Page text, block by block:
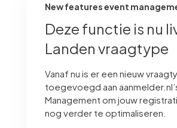
New features event
Deze functie is nu
Landen vraagtype
Vanaf nu is er een nieuw
toegevoegd aan
Management om jouw
nog verder te optimaliseren.